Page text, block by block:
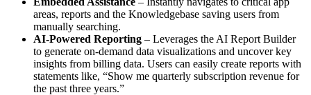
areas, reports and the Knowledgebase saving users from
manually searching.
AI-Powered Reporting – Leverages the AI Report Builder
to generate on-demand data visualizations and uncover key
insights from billing data. Users can easily create reports with
statements like, “Show me quarterly subscription revenue for
the past three years.”